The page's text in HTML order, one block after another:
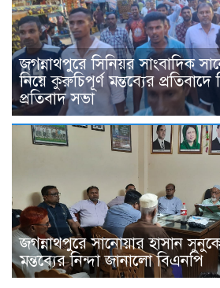
জগন্নাথপুরে সিনিয়র সাংবাদিক
নিয়ে কুরুচিপূর্ণ মন্তব্যের
প্রতিবাদ সভা
জগন্নাথপুরে সানোয়ার হাসান
মন্তব্যের নিন্দা জানালো বিএনপি